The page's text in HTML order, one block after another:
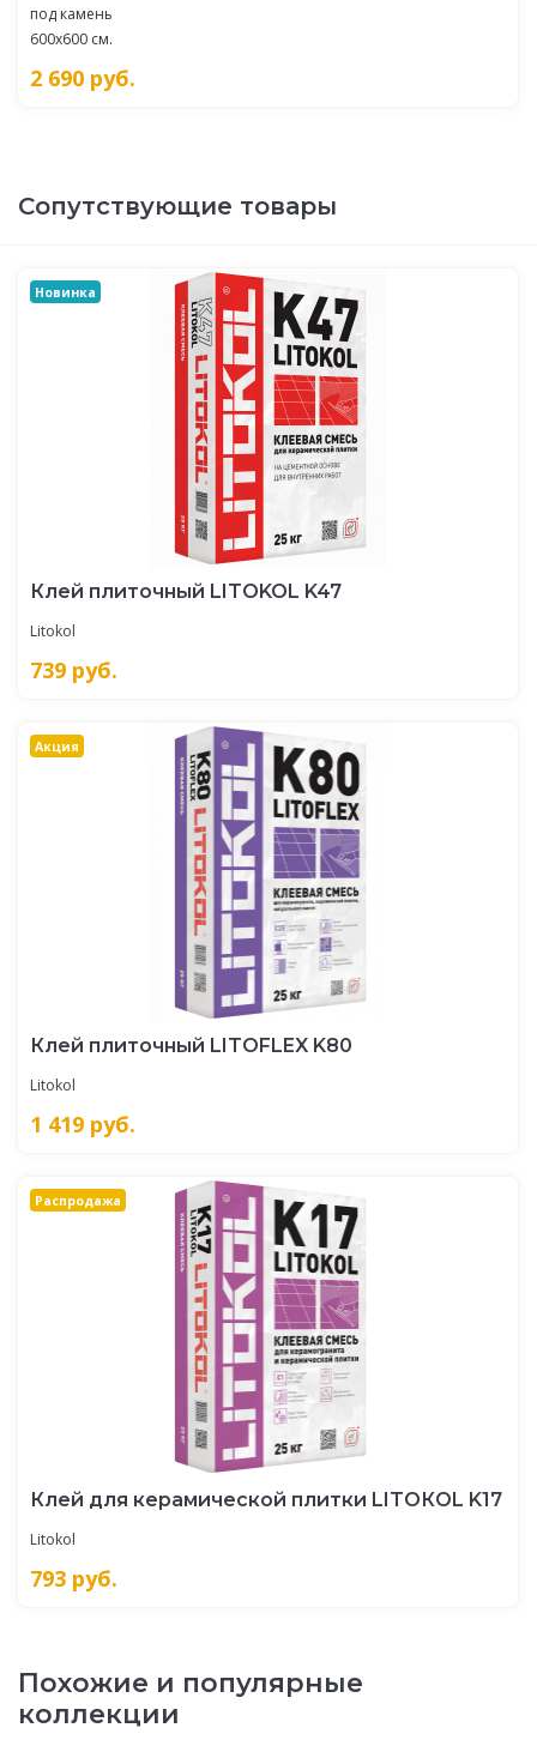
под камень
600x600 см.
2 690 руб.
Сопутствующие товары
Новинка
Клей плиточный LITOKOL K47
Litokol
739 руб.
Акция
Клей плиточный LITOFLEX K80
Litokol
1 419 руб.
Распродажа
Клей для керамической плитки LITOКOL K17
Litokol
793 руб.
Похожие и популярные
коллекции